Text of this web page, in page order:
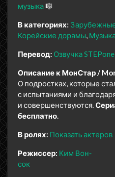
музыка 🎼
В категориях:
Корейские дорамы
Перевод: Озвучка
Описание к МонСтар /
О подростках, которые
с испытаниями и
и совершенствуются.
бесплатно.
В ролях: Показать актеров
Режиссер: Ким Вон-
сок